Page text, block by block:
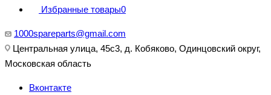
Избранные товары0
1000spareparts@gmail.com
Центральная улица, 45с3, д. Кобяково, Одинцовский округ,
Московская область
Вконтакте